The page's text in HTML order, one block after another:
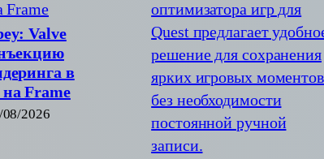
Valve
в
Frame
2026